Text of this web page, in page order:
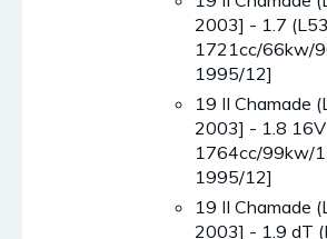
2003] - 1.7
1721cc/66kw/
1995/12]
19 II Chamade
2003] - 1.8
1764cc/99kw/
1995/12]
19 II Chamade
2003] - 1.9 dT